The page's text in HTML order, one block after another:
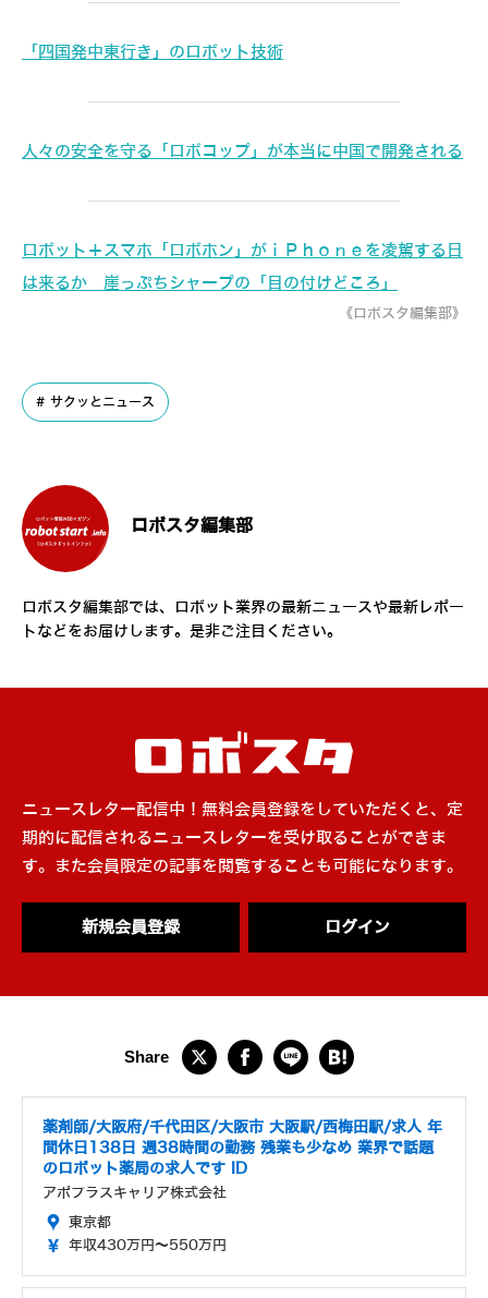
「四国発中東行き」のロボット技術
人々の安全を守る「ロボコップ」が本当に中国で開発される
ロボット＋スマホ「ロボホン」がｉＰｈｏｎｅを凌駕する日
は来るか 崖っぷちシャープの「目の付けどころ」
《ロボスタ編集部》
サクッとニュース
ロボスタ編集部
ロボスタ編集部では、ロボット業界の最新ニュースや最新レポー
トなどをお届けします。是非ご注目ください。
ニュースレター配信中！無料会員登録をしていただくと、定
期的に配信されるニュースレターを受け取ることができま
す。また会員限定の記事を閲覧することも可能になります。
新規会員登録 ログイン
薬剤師/大阪府/千代田区/大阪市 大阪駅/西梅田駅/求人 年
間休日138日 週38時間の勤務 残業も少なめ 業界で話題
のロボット薬局の求人です ID
アポプラスキャリア株式会社
東京都
年収430万円～550万円